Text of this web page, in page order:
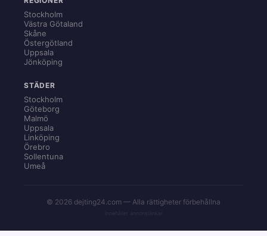
Stockholm
Västra Götaland
Skåne
Östergötland
Uppsala
Jönköping
STÄDER
Stockholm
Göteborg
Malmö
Uppsala
Linköping
Örebro
Sollentuna
Umeå
© 2026 dejting24.com — Alla rättigheter förbehållna